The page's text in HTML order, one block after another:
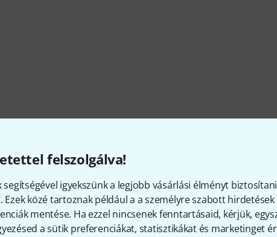
felszolgálva!
segítségével igyekszünk a legjobb vásárlási élményt
Ezek közé tartoznak például a a személyre szabott hirdetések
mentése. Ha ezzel nincsenek fenntartásaid, kérjük,
a sütik preferenciákat, statisztikákat és marketinget